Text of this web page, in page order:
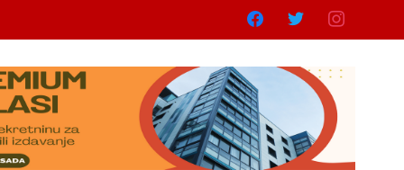
facebooktwitter instagram